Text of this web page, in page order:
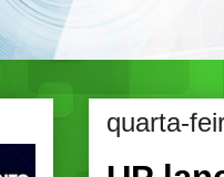
quarta-